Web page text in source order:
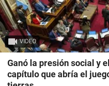
VIDEO
Ganó la presión social y
capítulo que abría el